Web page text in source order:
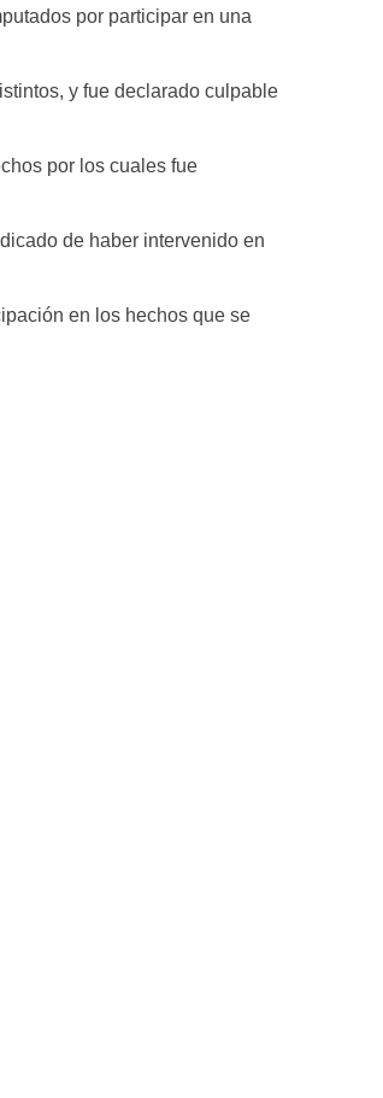
por participar en una
y fue declarado culpable
por los cuales fue
de haber intervenido en
en los hechos que se